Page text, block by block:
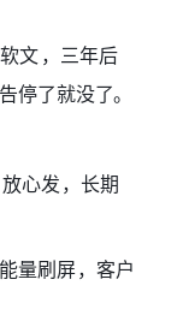
文 ，三年后
停了就没 了。
心发 ，长期
量刷屏，客户